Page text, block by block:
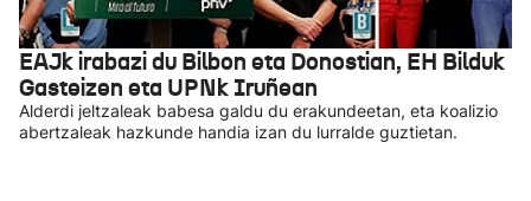
EAJk irabazi du Bilbon eta Donostian, EH Bilduk
Gasteizen eta UPNk Iruñean
Alderdi jeltzaleak babesa galdu du erakundeetan, eta koalizio
abertzaleak hazkunde handia izan du lurralde guztietan.